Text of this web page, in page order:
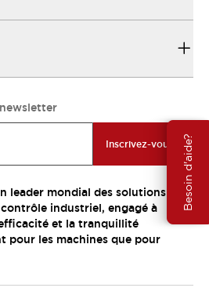
Besoin d'aide?
Inscrivez-vous
leader mondial des solutions
industriel, engagé à
et la tranquillité
pour les machines que pour